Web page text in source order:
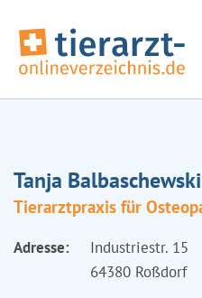
Tanja Balbaschewski
Tierarztpraxis für
Adresse:
Industriestr. 15
64380 Roßdorf